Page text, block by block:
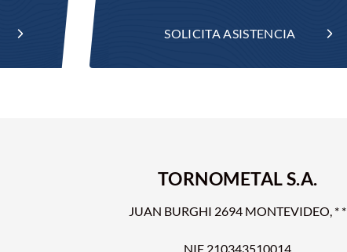
SOLICITA ASISTENCIA
TORNOMETAL S.A.
JUAN BURGHI 2694 MONTEVIDEO, * *
NIF 210343510014